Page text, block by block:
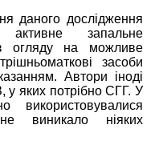
даного дослідження
активне запальне
огляду на можливе
засоби
Автори іноді
у яких потрібно СГГ. У
використовувалися
виникало ніяких